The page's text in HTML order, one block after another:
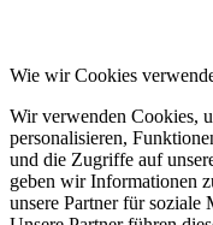
Wie wir Cookies
Wir verwenden Cookies,
personalisieren,
und die Zugriffe auf
geben wir Informationen
unsere Partner für soziale